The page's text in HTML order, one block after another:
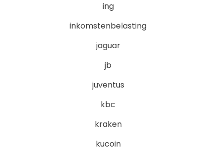
ing
inkomstenbelasting
jaguar
jb
juventus
kbc
kraken
kucoin